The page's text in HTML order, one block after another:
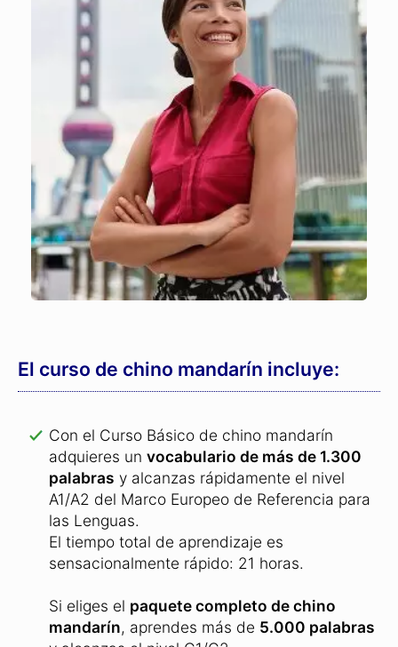
El curso de chino mandarín incluye:
Con el Curso Básico de chino mandarín
adquieres un vocabulario de más de 1.300
palabras y alcanzas rápidamente el nivel
A1/A2 del Marco Europeo de Referencia para
las Lenguas.
El tiempo total de aprendizaje es
sensacionalmente rápido: 21 horas.
Si eliges el paquete completo de chino
mandarín, aprendes más de 5.000 palabras